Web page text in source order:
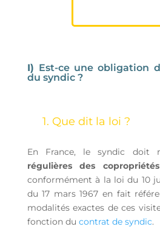
I) Est-ce une obligation
du syndic ?
1. Que dit la loi ?
En France, le syndic doit
régulières
des copropriétés
conformément à la loi du 10
du 17 mars 1967 en fait
modalités exactes de ces
fonction du contrat de syndic.